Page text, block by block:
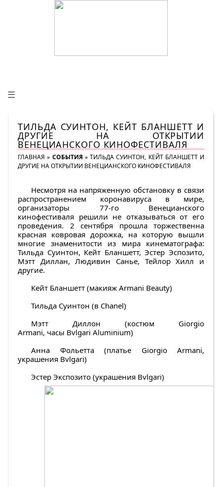
☰
ТИЛЬДА СУИНТОН, КЕЙТ БЛАНШЕТТ И
ДРУГИЕ НА ОТКРЫТИИ
ВЕНЕЦИАНСКОГО КИНОФЕСТИВАЛЯ
ГЛАВНАЯ » СОБЫТИЯ » ТИЛЬДА СУИНТОН, КЕЙТ БЛАНШЕТТ И
ДРУГИЕ НА ОТКРЫТИИ ВЕНЕЦИАНСКОГО КИНОФЕСТИВАЛЯ
Несмотря на напряженную обстановку в связи
распространением коронавируса в мире,
организаторы 77-го Венецианского
кинофестиваля решили не отказываться от его
проведения. 2 сентября прошла торжественна
красная ковровая дорожка, на которую вышли
многие знаменитости из мира кинематографа:
Тильда Суинтон, Кейт Бланшетт, Эстер Эспозито,
Мэтт Диллан, Людивин Санье, Тейлор Хилл и
другие.
Кейт Бланшетт (макияж Armani Beauty)
Тильда Суинтон (в Chanel)
Мэтт Диллон (костюм Giorgio
Armani, часы Bvlgari Aluminium)
Анна Фольетта (платье Giorgio Armani,
украшения Bvlgari)
Эстер Экспозито (украшения Bvlgari)